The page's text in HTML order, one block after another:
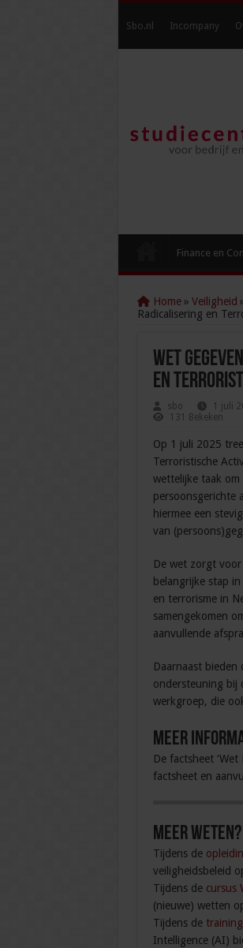
Sbo.nl Incompany
Finance en
Home » Veiligheid
Radicalisering en
Wet
en
sbo 1 juli
131 Bekeken
Op 1 juli 2025
Terroristische
wettelijke taak
persoonsgerichte
hiermee een
van
De wet zorgt
belangrijke stap
en terrorisme in
samengekomen
aanvullende
Daarnaast bieden
ondersteuning bij
werkgroep, die
Meer
De factsheet
factsheet en
Meer weten?
Tijdens de
veiligheidsbeleid
Tijdens de cursus
(nieuwe) wetten
Tijdens de
Intelligence (AI)